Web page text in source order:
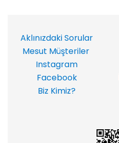
Aklınızdaki Sorular
Mesut Müşteriler
Instagram
Facebook
Biz Kimiz?